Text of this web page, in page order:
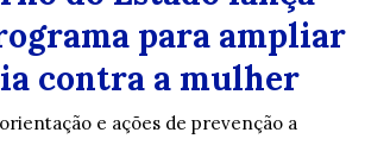
para ampliar
contra a mulher
e ações de prevenção a